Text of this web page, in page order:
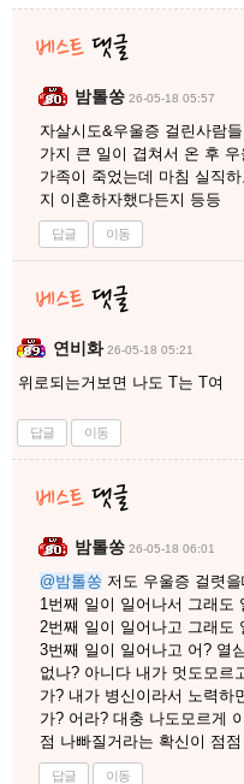
밤톨쏭 26-05-18 05:57
자살시도&우울증 걸린사람
가지 큰 일이 겹쳐서 온 후
가족이 죽었는데 마침 실직
지 이혼하자했다든지 등등
답글 이동
연비화 26-05-18 05:21
위로되는거보면 나도 T는 T여
답글 이동
밤톨쏭 26-05-18 06:01
@밤톨쏭 저도 우울증 걸렷
1번째 일이 일어나서 그래도
2번째 일이 일어나고 그래도
3번째 일이 일어나고 어? 열
없나? 아니다 내가 멋도모르
가? 내가 병신이라서 노력하
가? 어라? 대충 나도모르게
점 나빠질거라는 확신이 점
답글 이동